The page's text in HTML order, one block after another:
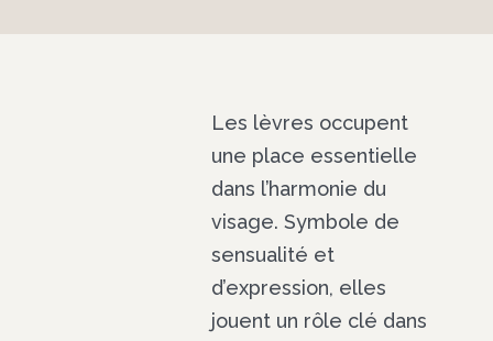
Les lèvres occupent
une place essentielle
dans l’harmonie du
visage. Symbole de
sensualité et
d’expression, elles
jouent un rôle clé dans